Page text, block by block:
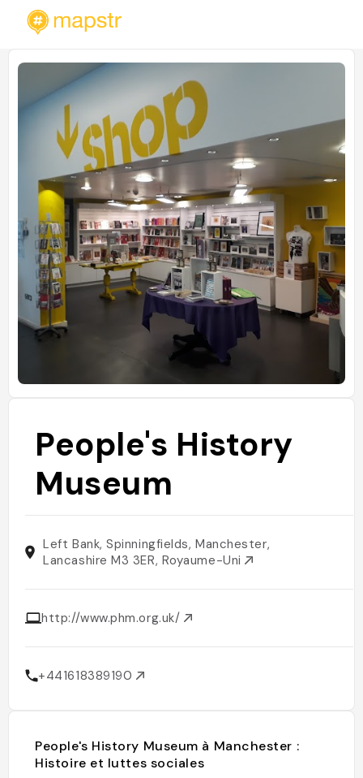
People's History
Museum
Left Bank, Spinningfields, Manchester,
Lancashire M3 3ER, Royaume-Uni
http://www.phm.org.uk/
+441618389190
People's History Museum à Manchester :
Histoire et luttes sociales